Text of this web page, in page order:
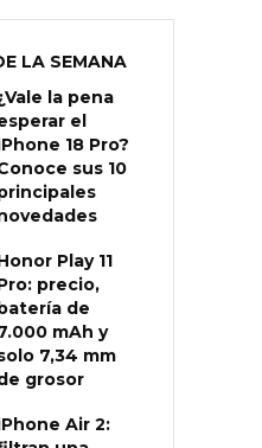
LA SEMANA
la pena
el
18 Pro?
sus 10
Play 11
precio,
de
mAh y
7,34 mm
grosor
Air 2: